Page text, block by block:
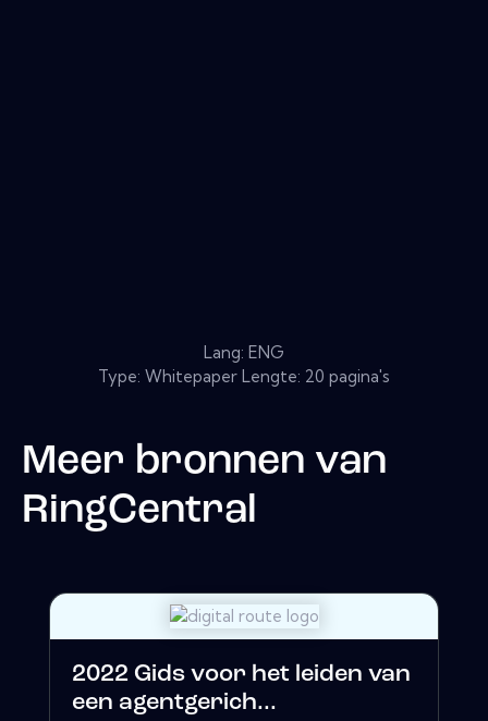
Lang: ENG
Type: Whitepaper Lengte: 20 pagina's
Meer bronnen van
RingCentral
2022 Gids voor het leiden van
een agentgerich...